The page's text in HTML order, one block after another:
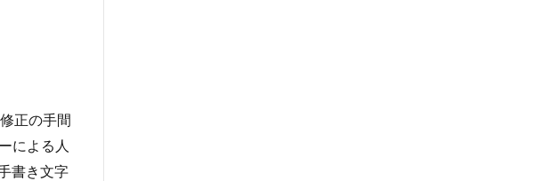
正の手間
による人
書き文字